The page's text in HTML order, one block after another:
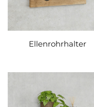
Ellenrohrhalter